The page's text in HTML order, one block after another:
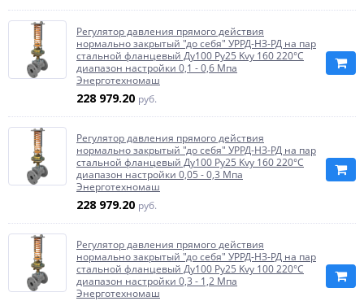
Регулятор давления прямого действия
нормально закрытый "до себя" УРРД-НЗ-РД на пар
стальной фланцевый Ду100 Ру25 Kvy 160 220°C
диапазон настройки 0,1 - 0,6 Мпа
Энерготехномаш
228 979.20 руб.
Регулятор давления прямого действия
нормально закрытый "до себя" УРРД-НЗ-РД на пар
стальной фланцевый Ду100 Ру25 Kvy 160 220°C
диапазон настройки 0,05 - 0,3 Мпа
Энерготехномаш
228 979.20 руб.
Регулятор давления прямого действия
нормально закрытый "до себя" УРРД-НЗ-РД на пар
стальной фланцевый Ду100 Ру25 Kvy 100 220°C
диапазон настройки 0,3 - 1,2 Мпа
Энерготехномаш